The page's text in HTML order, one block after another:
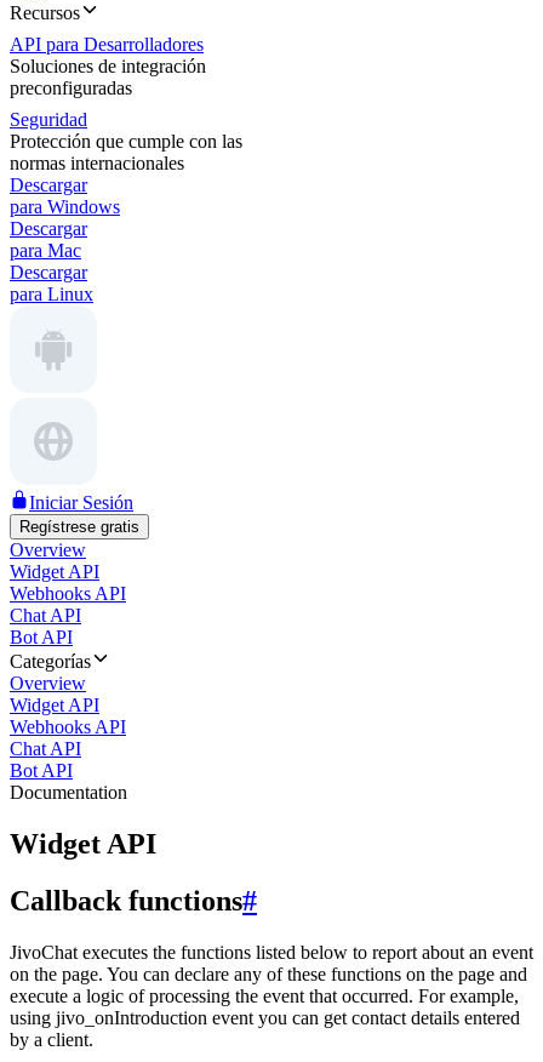
Recursos
API para Desarrolladores
Soluciones de integración
preconfiguradas
Seguridad
Protección que cumple con las
normas internacionales
Descargar
para Windows
Descargar
para Mac
Descargar
para Linux
Iniciar Sesión
Regístrese gratis
Overview
Widget API
Webhooks API
Chat API
Bot API
Categorías
Overview
Widget API
Webhooks API
Chat API
Bot API
Documentation
Widget API
Callback functions#
JivoChat executes the functions listed below to report about an event
on the page. You can declare any of these functions on the page and
execute a logic of processing the event that occurred. For example,
using jivo_onIntroduction event you can get contact details entered
by a client.